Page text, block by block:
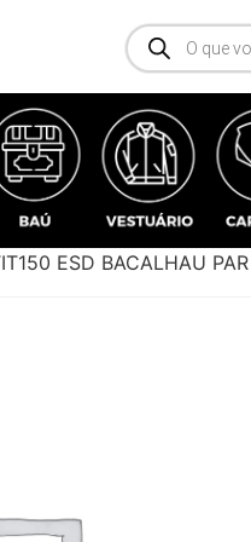
ESD BACALHAU PAR